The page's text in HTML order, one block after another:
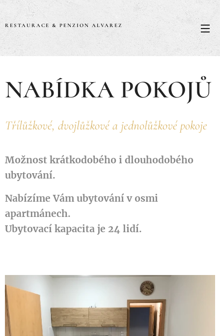
RESTAURACE & PENZION ALVAREZ
NABÍDKA POKOJŮ
Třílůžkové, dvojlůžkové a jednolůžkové pokoje
Možnost krátkodobého i dlouhodobého
ubytování.
Nabízíme Vám ubytování v osmi
apartmánech.
Ubytovací kapacita je 24 lidí.